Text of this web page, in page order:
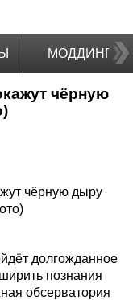
МОДДИНГ
чёрную
долгожданное
познания
обсерватория